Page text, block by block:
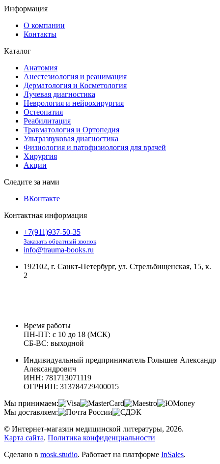
Информация
О компании
Контакты
Каталог
Анатомия
Анестезиология и реанимация
Дерматология и Косметология
Лучевая диагностика
Неврология и нейрохирургия
Остеопатия
Реабилитация
Травматология и Ортопедия
Ультразвуковая диагностика
Физиология и патофизиология для врачей
Хирургия
Акции
Следите за нами
ВКонтакте
Контактная информация
+7(911)937-50-35
Заказать обратный звонок
info@trauma-books.ru
192102, г. Санкт-Петербург, ул. Стрельбищенская, 15, к.
2
Время работы
ПН-ПТ: с 10 до 18 (МСК)
СБ-ВС: выходной
Индивидуальный предприниматель Голышев Александр
Александрович
ИНН: 781713071119
ОГРНИП: 313784729400015
Мы принимаем:
Мы доставляем:
© Интернет-магазин медицинской литературы, 2026.
Карта сайта. Политика конфиденциальности
Сделано в mosk.studio. Работает на платформе InSales.